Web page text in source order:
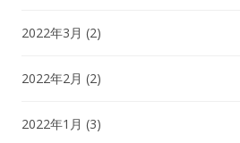
2022年3月 (2)
2022年2月 (2)
2022年1月 (3)